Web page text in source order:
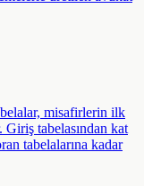
misafirlerin ilk
tabelasından kat
tabelalarına kadar